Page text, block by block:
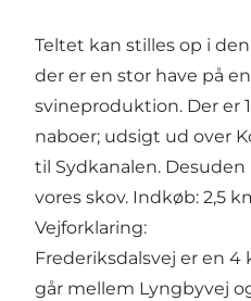
Teltet kan stilles op i
der er en stor have på
svineproduktion. Der er
naboer; udsigt ud over
til Sydkanalen.
vores skov. Indkøb: 2,5
Vejforklaring:
Frederiksdalsvej er en 4
går mellem Lyngbyvej